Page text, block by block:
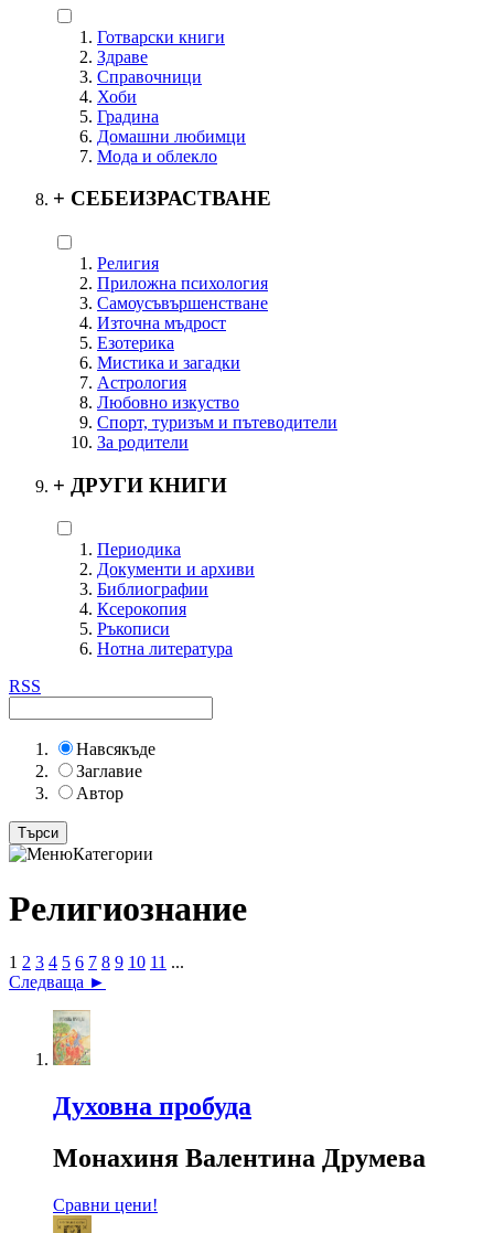
Готварски книги
Здраве
Справочници
Хоби
Градина
Домашни любимци
Мода и облекло
+ СЕБЕИЗРАСТВАНЕ
Религия
Приложна психология
Самоусъвършенстване
Източна мъдрост
Езотерика
Мистика и загадки
Астрология
Любовно изкуство
Спорт, туризъм и пътеводители
За родители
+ ДРУГИ КНИГИ
Периодика
Документи и архиви
Библиографии
Ксерокопия
Ръкописи
Нотна литература
RSS
Навсякъде
Заглавие
Автор
Категории
Религиознание
1 2 3 4 5 6 7 8 9 10 11 ...
Следваща ►
Духовна пробуда
Монахиня Валентина Друмева
Сравни цени!